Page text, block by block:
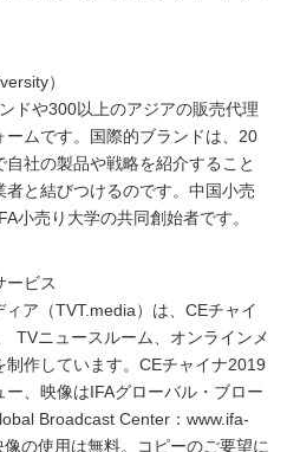
）
ドや300以上のアジアの販売代理
ムです。国際的ブランドは、20
社の製品や戦略を紹介すること
と結びつけるのです。中国小売
小売り大学の共同創始者です。
ービス
ア（TVT.media）は、CEチャイ
TVニュースルーム、オンラインメ
作しています。CEチャイナ2019
、映像はIFAグローバル・ブロー
Broadcast Center：www.ifa-
の使用は無料。コピーのご要望に